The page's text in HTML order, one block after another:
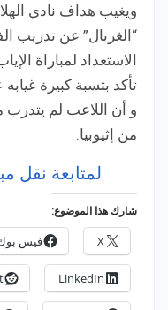
ويغيب هداف نادي
“الغربال” عن تدريب
الاستعداد لمباراة
تأكد بتسبة كبيرة
و أن اللاعب لم يتدرب
من إثيوبيا.
لمتابعة نقل
شارك هذا الموضوع:
X فيس
LinkedIn